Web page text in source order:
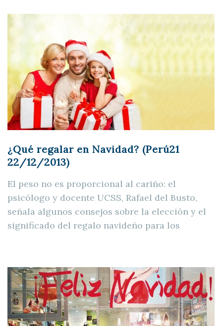
¿Qué regalar en Navidad? (Perú21
22/12/2013)
El peso no es proporcional al cariño: el
psicólogo y docente UCSS, Rafael del Busto,
señala algunos consejos sobre la elección y el
significado del regalo navideño para los